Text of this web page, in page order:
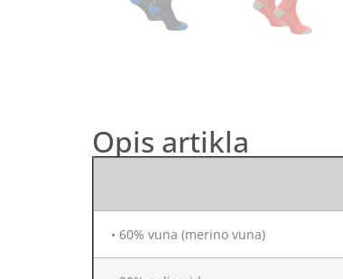
Opis artikla
• 60% vuna (merino vuna)